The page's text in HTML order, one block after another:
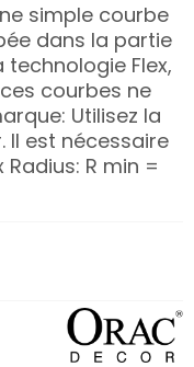
simple courbe
dans la partie
Flex,
courbes ne
Utilisez la
Il est nécessaire
R min =